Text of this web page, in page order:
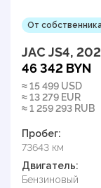
От
JAC JS4,
46 342 BYN
≈ 15 499 USD
≈ 13 279 EUR
≈ 1 259 293 RUB
Пробег:
73643 км
Двигатель:
Бензиновый